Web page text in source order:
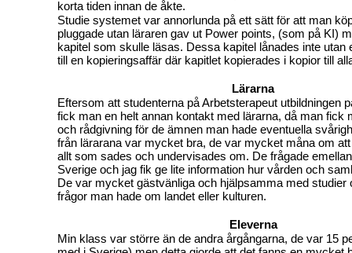
korta tiden innan de åkte.
Studie systemet var annorlunda på ett sätt för att man
pluggade utan läraren gav ut Power points, (som på KI)
kapitel som skulle läsas. Dessa kapitel lånades inte utan
till en kopieringsaffär där kapitlet kopierades i kopior till
Lärarna
Eftersom att studenterna på Arbetsterapeut utbildningen
fick man en helt annan kontakt med lärarna, då man fick
och rådgivning för de ämnen man hade eventuella
från lärarana var mycket bra, de var mycket måna om
allt som sades och undervisades om. De frågade
Sverige och jag fik ge lite information hur vården och
De var mycket gästvänliga och hjälpsamma med studier
frågor man hade om landet eller kulturen.
Eleverna
Min klass var större än de andra årgångarna, de var 15